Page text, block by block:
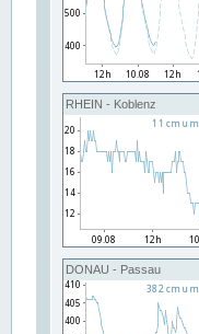
RHEIN - Koblenz
DONAU - Passau